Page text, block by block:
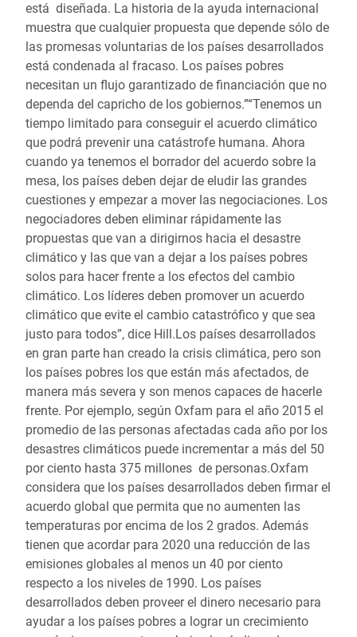
está diseñada. La historia de la ayuda internacional
muestra que cualquier propuesta que depende sólo de
las promesas voluntarias de los países desarrollados
está condenada al fracaso. Los países pobres
necesitan un flujo garantizado de financiación que no
dependa del capricho de los gobiernos.”“Tenemos un
tiempo limitado para conseguir el acuerdo climático
que podrá prevenir una catástrofe humana. Ahora
cuando ya tenemos el borrador del acuerdo sobre la
mesa, los países deben dejar de eludir las grandes
cuestiones y empezar a mover las negociaciones. Los
negociadores deben eliminar rápidamente las
propuestas que van a dirigirnos hacia el desastre
climático y las que van a dejar a los países pobres
solos para hacer frente a los efectos del cambio
climático. Los líderes deben promover un acuerdo
climático que evite el cambio catastrófico y que sea
justo para todos”, dice Hill.Los países desarrollados
en gran parte han creado la crisis climática, pero son
los países pobres los que están más afectados, de
manera más severa y son menos capaces de hacerle
frente. Por ejemplo, según Oxfam para el año 2015 el
promedio de las personas afectadas cada año por los
desastres climáticos puede incrementar a más del 50
por ciento hasta 375 millones de personas.Oxfam
considera que los países desarrollados deben firmar el
acuerdo global que permita que no aumenten las
temperaturas por encima de los 2 grados. Además
tienen que acordar para 2020 una reducción de las
emisiones globales al menos un 40 por ciento
respecto a los niveles de 1990. Los países
desarrollados deben proveer el dinero necesario para
ayudar a los países pobres a lograr un crecimiento